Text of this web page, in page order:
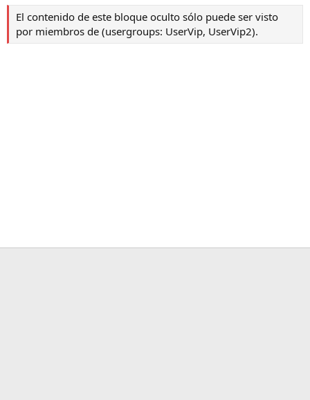
El contenido de este bloque oculto sólo puede ser visto
por miembros de (usergroups: UserVip, UserVip2).